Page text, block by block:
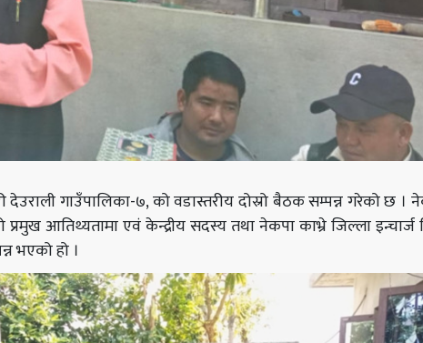
देउराली गाउँपालिका-७, को वडास्तरीय दोस्रो बैठक सम्पन्न गरेको छ ।
आतिथ्यतामा एवं केन्द्रीय सदस्य तथा नेकपा काभ्रे जिल्ला इन्चार्ज
भएको हो ।